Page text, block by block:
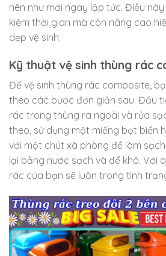
nên như mới ngay lập tức. Điều
kiệm thời gian mà còn nâng cao
dẹp vệ sinh.
Kỹ thuật vệ sinh thùng rác
Để vệ sinh thùng rác composite,
theo các bước đơn giản sau. Đầu
rác trong thùng ra ngoài và rửa
theo, sử dụng một miếng bọt biển
với một chút xà phòng để làm
lại bằng nước sạch và để khô. Với
rác của bạn sẽ luôn trong tình